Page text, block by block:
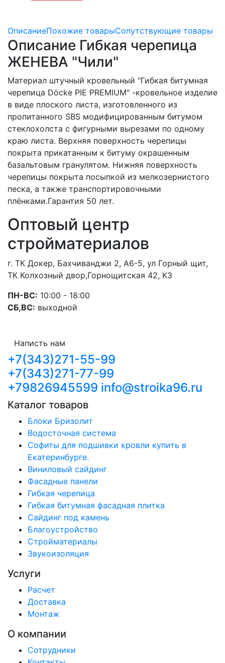
ОписаниеПохожие товарыСопутствующие товары
Описание Гибкая черепица
ЖЕНЕВА "Чили"
Материал штучный кровельный "Гибкая битумная
черепица Döcke PIE PREMIUM" -кровельное изделие
в виде плоского листа, изготовленного из
пропитанного SBS модифицированным битумом
стеклохолста с фигурными вырезами по одному
краю листа. Верхняя поверхность черепицы
покрыта прикатанным к битуму окрашенным
базальтовым гранулятом. Нижняя поверхность
черепицы покрыта посыпкой из мелкозернистого
песка, а также транспортировочными
плёнками.Гарантия 50 лет.
Оптовый центр
стройматериалов
г. ТК Докер, Бахчиванджи 2, А6-5, ул Горный щит,
ТК Колхозный двор,Горнощитская 42, К3
ПН-ВС: 10:00 - 18:00
СБ,ВС: выходной
Написть нам
+7(343)271-55-99
+7(343)271-77-99
+79826945599 info@stroika96.ru
Каталог товаров
Блоки Бризолит
Водосточная система
Софиты для подшивки кровли купить в
Екатеринбурге.
Виниловый сайдинг
Фасадные панели
Гибкая черепица
Гибкая битумная фасадная плитка
Сайдинг под камень
Благоустройство
Стройматериалы
Звукоизоляция
Услуги
Расчет
Доставка
Монтаж
О компании
Сотрудники